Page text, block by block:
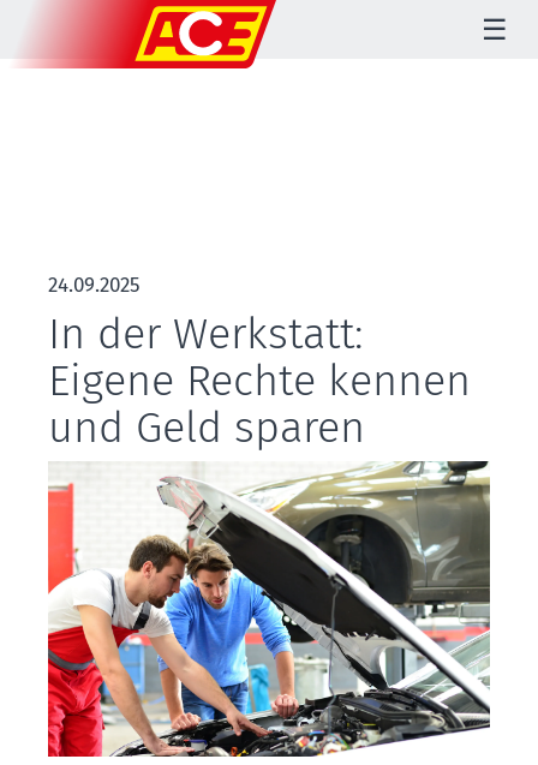
☰
24.09.2025
In der Werkstatt:
Eigene Rechte kennen
und Geld sparen